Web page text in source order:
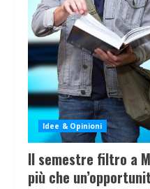
Idee & Opinioni
Il semestre filtro a
più che